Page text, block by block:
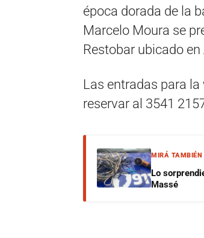
época dorada de la
Marcelo Moura se
Restobar ubicado
Las entradas para
reservar al 3541
MIRÁ TAMBIÉN
Lo
Massé